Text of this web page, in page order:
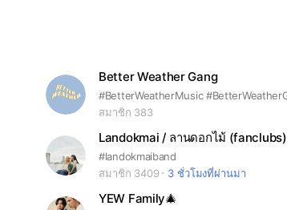
Better Weather Gang
สมาชิก 383
Landokmai / ลานดอกไม้ (fanclubs)
#landokmaiband
สมาชิก 3409
3 ชั่วโมงที่ผ่านมา
YEW Family🎄